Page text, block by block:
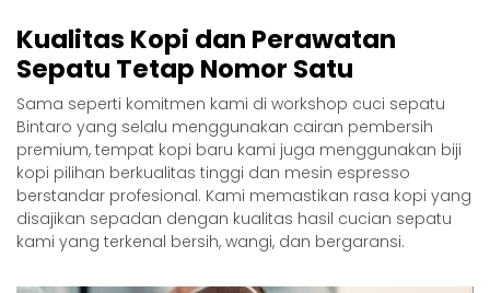
Kualitas Kopi dan Perawatan
Sepatu Tetap Nomor Satu
Sama seperti komitmen kami di workshop cuci sepatu
Bintaro yang selalu menggunakan cairan pembersih
premium, tempat kopi baru kami juga menggunakan biji
kopi pilihan berkualitas tinggi dan mesin espresso
berstandar profesional. Kami memastikan rasa kopi yang
disajikan sepadan dengan kualitas hasil cucian sepatu
kami yang terkenal bersih, wangi, dan bergaransi.